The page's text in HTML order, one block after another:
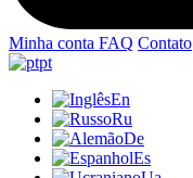
Minha conta FAQ Contato
pt
En
Ru
De
Es